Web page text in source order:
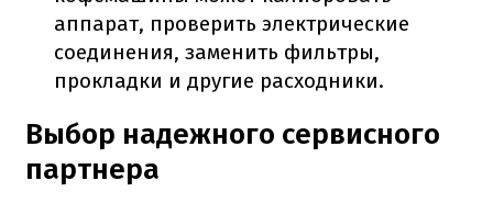
аппарат, проверить электрические
соединения, заменить фильтры,
прокладки и другие расходники.
Выбор надежного сервисного
партнера